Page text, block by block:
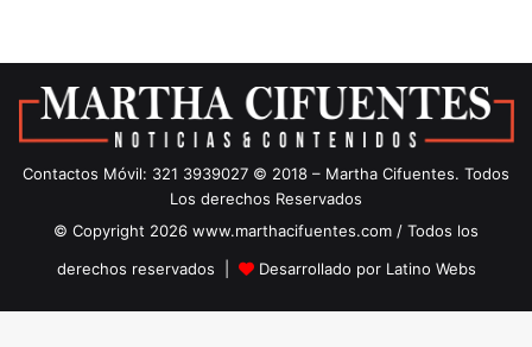
Contactos Móvil: 321 3939027 © 2018 – Martha Cifuentes. Todos
Los derechos Reservados
© Copyright 2026 www.marthacifuentes.com / Todos los
derechos reservados |
Desarrollado por Latino Webs